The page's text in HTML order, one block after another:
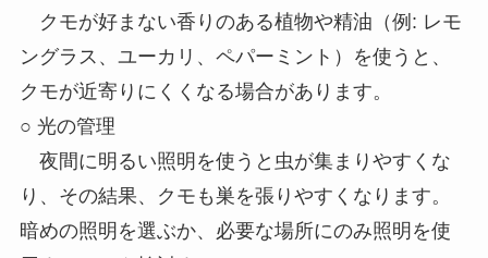
クモが好まない香りのある植物や精油（例: レモ
ングラス、ユーカリ、ペパーミント）を使うと、
クモが近寄りにくくなる場合があります。
○ 光の管理
夜間に明るい照明を使うと虫が集まりやすくな
り、その結果、クモも巣を張りやすくなります。
暗めの照明を選ぶか、必要な場所にのみ照明を使